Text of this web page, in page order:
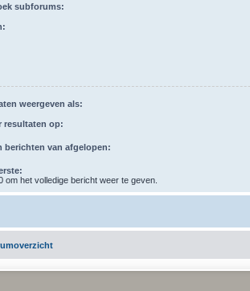
subforums:
weergeven als:
resultaten op:
berichten van afgelopen:
om het volledige bericht weer te geven.